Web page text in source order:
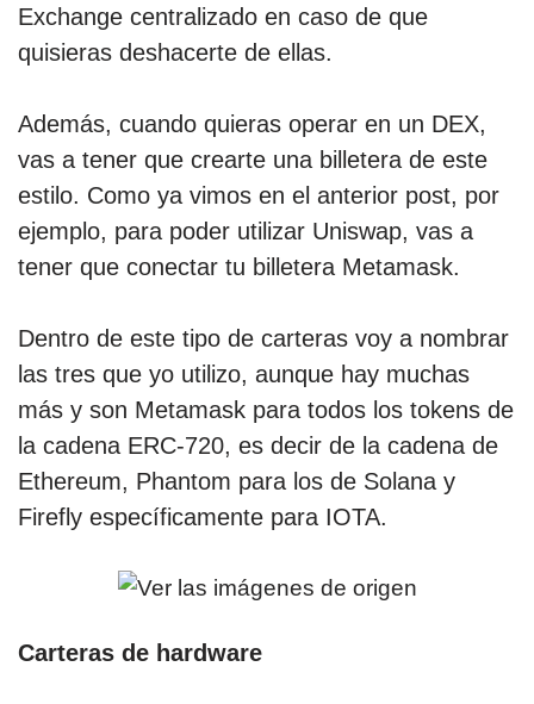
Exchange centralizado en caso de que
quisieras deshacerte de ellas.
Además, cuando quieras operar en un DEX,
vas a tener que crearte una billetera de este
estilo. Como ya vimos en el anterior post, por
ejemplo, para poder utilizar Uniswap, vas a
tener que conectar tu billetera Metamask.
Dentro de este tipo de carteras voy a nombrar
las tres que yo utilizo, aunque hay muchas
más y son Metamask para todos los tokens de
la cadena ERC-720, es decir de la cadena de
Ethereum, Phantom para los de Solana y
Firefly específicamente para IOTA.
Carteras de hardware